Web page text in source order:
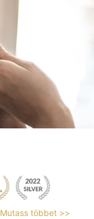
Mutass többet >>